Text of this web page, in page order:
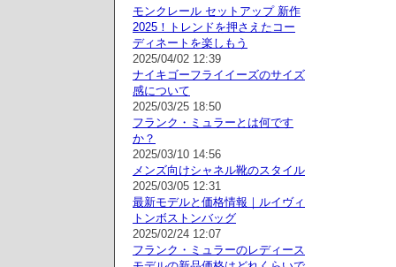
モンクレール セットアップ 新作
2025！トレンドを押さえたコー
ディネートを楽しもう
2025/04/02 12:39
ナイキゴーフライイーズのサイズ
感について
2025/03/25 18:50
フランク・ミュラーとは何です
か？
2025/03/10 14:56
メンズ向けシャネル靴のスタイル
2025/03/05 12:31
最新モデルと価格情報｜ルイヴィ
トンボストンバッグ
2025/02/24 12:07
フランク・ミュラーのレディース